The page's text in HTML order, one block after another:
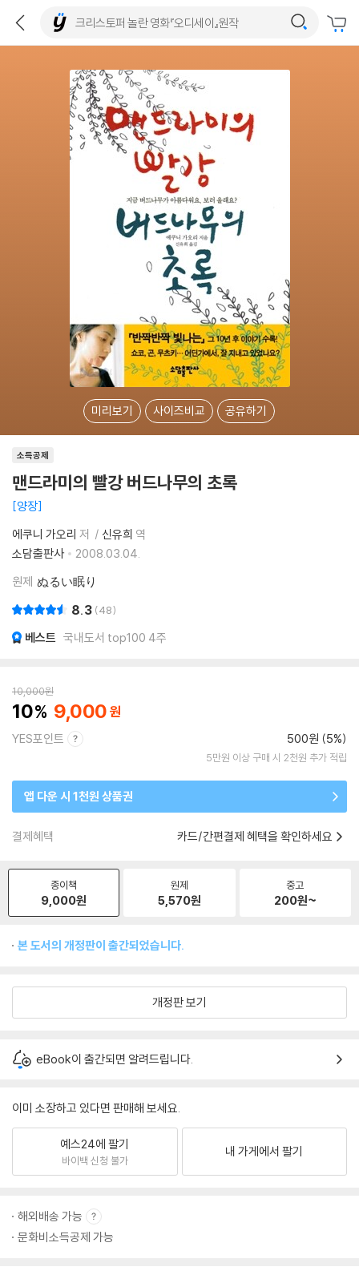
미리보기 사이즈비교 공유하기
소득공제
맨드라미의 빨강 버드나무의 초록
양장
에쿠니 가오리 저 신유희 역
소담출판사
2008.03.04.
원제 ぬるい眠り
8.3 48
베스트 국내도서 top100 4주
10,000원
10 9,000
YES포인트 500원 (5%)
5만원 이상 구매 시 2천원 추가 적립
앱 다운 시 1천원 상품권
결제혜택 카드/간편결제 혜택을 확인하세요
종이책
9,000원
원제
5,570원
중고
200원~
본 도서의 개정판이 출간되었습니다.
개정판 보기
eBook이 출간되면 알려드립니다.
이미 소장하고 있다면 판매해 보세요.
예스24에 팔기
바이백 신청 불가
내 가게에서 팔기
해외배송 가능
문화비소득공제 가능